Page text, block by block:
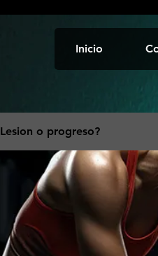
Inicio
Lesion o progreso?